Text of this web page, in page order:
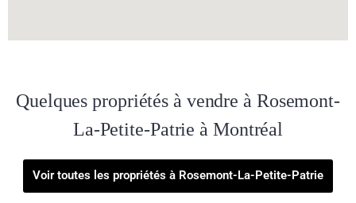
Quelques propriétés à vendre à Rosemont-
La-Petite-Patrie à Montréal
Voir toutes les propriétés à Rosemont-La-Petite-Patrie